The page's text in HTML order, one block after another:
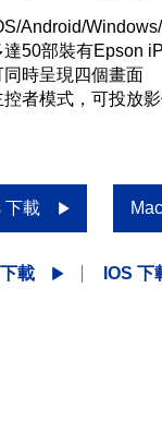
Android/
達50部裝有Epson
同時呈現四個畫面
控者模式，可投放
下載
載 IOS 下